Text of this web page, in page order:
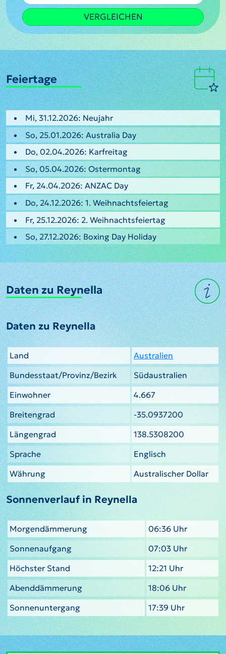
VERGLEICHEN
Feiertage
Mi, 31.12.2026: Neujahr
So, 25.01.2026: Australia Day
Do, 02.04.2026: Karfreitag
So, 05.04.2026: Ostermontag
Fr, 24.04.2026: ANZAC Day
Do, 24.12.2026: 1. Weihnachtsfeiertag
Fr, 25.12.2026: 2. Weihnachtsfeiertag
So, 27.12.2026: Boxing Day Holiday
Daten zu Reynella
Daten zu Reynella
Land
Australien
Bundesstaat/Provinz/Bezirk
Südaustralien
Einwohner
4.667
Breitengrad
-35.0937200
Längengrad
138.5308200
Sprache
Englisch
Währung
Australischer Dollar
Sonnenverlauf in Reynella
Morgendämmerung
06:36 Uhr
Sonnenaufgang
07:03 Uhr
Höchster Stand
12:21 Uhr
Abenddämmerung
18:06 Uhr
Sonnenuntergang
17:39 Uhr